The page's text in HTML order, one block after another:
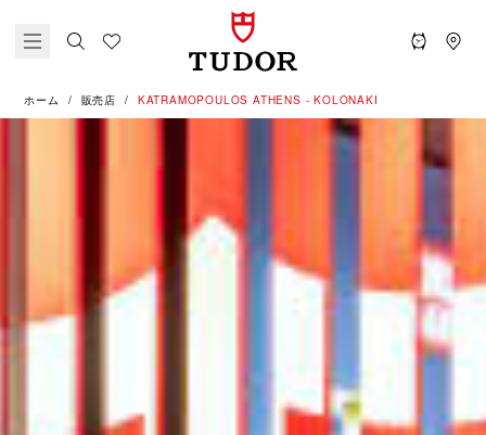
ホーム 販売店 ‭KATRAMOPOULOS ATHENS - KOLONAKI‬